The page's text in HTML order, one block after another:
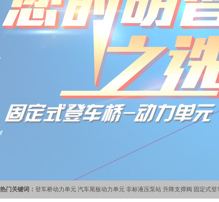
热门关键词： 登车桥动力单元 汽车尾板动力单元 非标液压泵站 升降支撑阀 固定式